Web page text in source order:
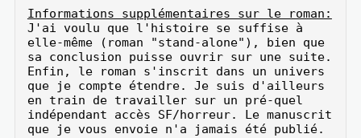
Informations supplémentaires sur le roman:
J'ai voulu que l'histoire se suffise à
elle-même (roman "stand-alone"), bien que
sa conclusion puisse ouvrir sur une suite.
Enfin, le roman s'inscrit dans un univers
que je compte étendre. Je suis d'ailleurs
en train de travailler sur un pré-quel
indépendant accès SF/horreur. Le manuscrit
que je vous envoie n'a jamais été publié.